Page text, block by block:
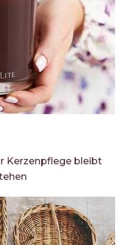
Kerzenpflege bleibt